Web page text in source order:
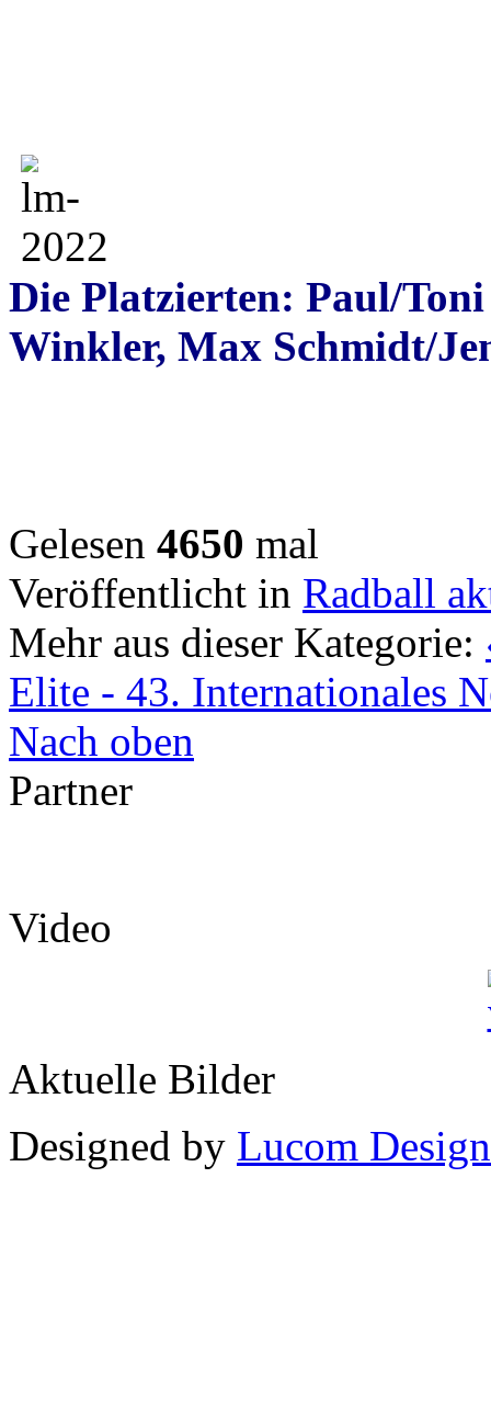
Die Platzierten: Paul/
Winkler, Max Schmidt/
Gelesen 4650 mal
Veröffentlicht in Radball
Mehr aus dieser Kategorie:
Elite - 43. Internationales
Nach oben
Partner
Video
Aktuelle Bilder
Designed by Lucom Design